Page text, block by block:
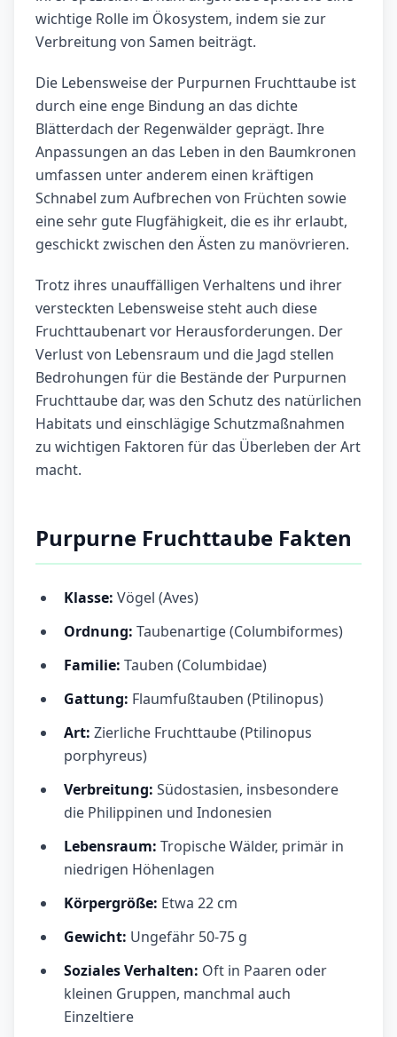
wichtige Rolle im Ökosystem, indem sie zur
Verbreitung von Samen beiträgt.
Die Lebensweise der Purpurnen Fruchttaube ist
durch eine enge Bindung an das dichte
Blätterdach der Regenwälder geprägt. Ihre
Anpassungen an das Leben in den Baumkronen
umfassen unter anderem einen kräftigen
Schnabel zum Aufbrechen von Früchten sowie
eine sehr gute Flugfähigkeit, die es ihr erlaubt,
geschickt zwischen den Ästen zu manövrieren.
Trotz ihres unauffälligen Verhaltens und ihrer
versteckten Lebensweise steht auch diese
Fruchttaubenart vor Herausforderungen. Der
Verlust von Lebensraum und die Jagd stellen
Bedrohungen für die Bestände der Purpurnen
Fruchttaube dar, was den Schutz des natürlichen
Habitats und einschlägige Schutzmaßnahmen
zu wichtigen Faktoren für das Überleben der Art
macht.
Purpurne Fruchttaube Fakten
Klasse: Vögel (Aves)
Ordnung: Taubenartige (Columbiformes)
Familie: Tauben (Columbidae)
Gattung: Flaumfußtauben (Ptilinopus)
Art: Zierliche Fruchttaube (Ptilinopus
porphyreus)
Verbreitung: Südostasien, insbesondere
die Philippinen und Indonesien
Lebensraum: Tropische Wälder, primär in
niedrigen Höhenlagen
Körpergröße: Etwa 22 cm
Gewicht: Ungefähr 50-75 g
Soziales Verhalten: Oft in Paaren oder
kleinen Gruppen, manchmal auch
Einzeltiere